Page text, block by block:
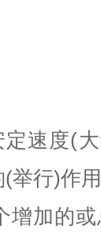
速度(
举行)作
增加的